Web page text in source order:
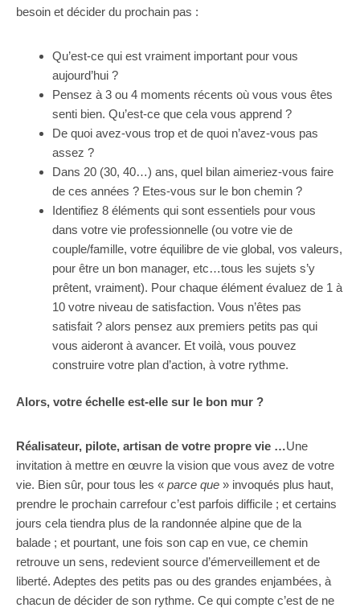
besoin et décider du prochain pas :
Qu’est-ce qui est vraiment important pour vous
aujourd’hui ?
Pensez à 3 ou 4 moments récents où vous vous êtes
senti bien. Qu’est-ce que cela vous apprend ?
De quoi avez-vous trop et de quoi n’avez-vous pas
assez ?
Dans 20 (30, 40…) ans, quel bilan aimeriez-vous faire
de ces années ? Etes-vous sur le bon chemin ?
Identifiez 8 éléments qui sont essentiels pour vous
dans votre vie professionnelle (ou votre vie de
couple/famille, votre équilibre de vie global, vos valeurs,
pour être un bon manager, etc…tous les sujets s’y
prêtent, vraiment). Pour chaque élément évaluez de 1 à
10 votre niveau de satisfaction. Vous n’êtes pas
satisfait ? alors pensez aux premiers petits pas qui
vous aideront à avancer. Et voilà, vous pouvez
construire votre plan d’action, à votre rythme.
Alors, votre échelle est-elle sur le bon mur ?
Réalisateur, pilote, artisan de votre propre vie …Une
invitation à mettre en œuvre la vision que vous avez de votre
vie. Bien sûr, pour tous les « parce que » invoqués plus haut,
prendre le prochain carrefour c’est parfois difficile ; et certains
jours cela tiendra plus de la randonnée alpine que de la
balade ; et pourtant, une fois son cap en vue, ce chemin
retrouve un sens, redevient source d’émerveillement et de
liberté. Adeptes des petits pas ou des grandes enjambées, à
chacun de décider de son rythme. Ce qui compte c’est de ne